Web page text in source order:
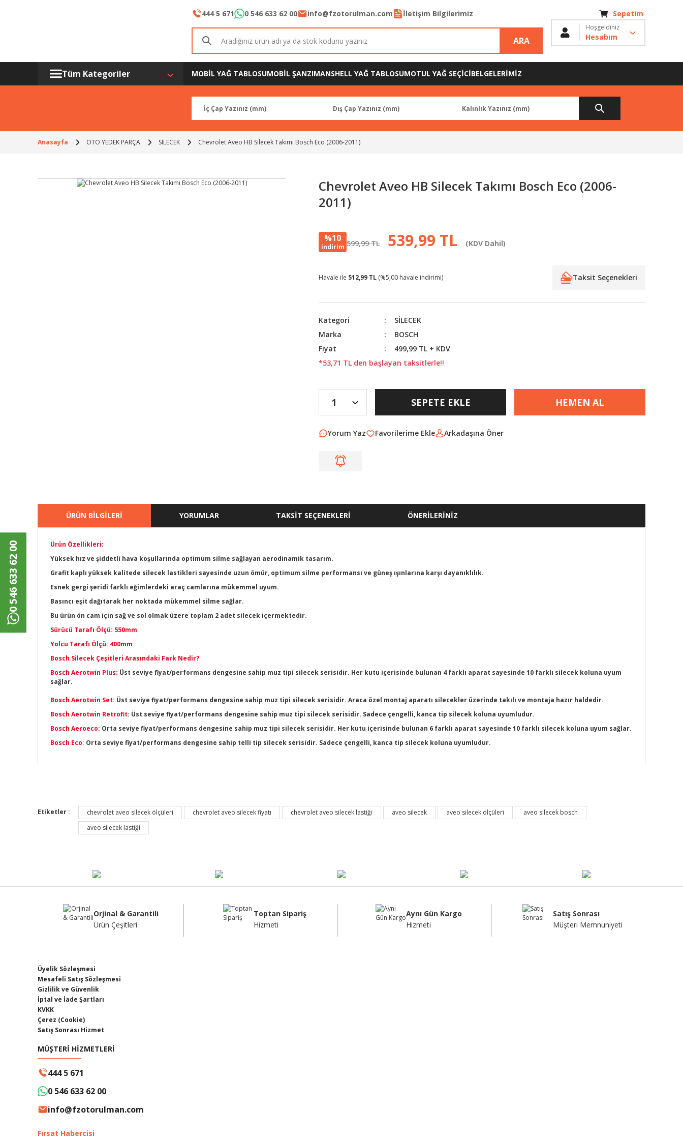
444 5 671 0 546 633 62 00 info@fzotorulman.com İletişim Bilgilerimiz
ARA
Sepetim
Hoşgeldiniz
Hesabım
Tüm Kategoriler MOBİL YAĞ TABLOSUMOBİL ŞANZIMANSHELL YAĞ TABLOSUMOTUL YAĞ SEÇİCİBELGELERİMİZ
Anasayfa OTO YEDEK PARÇA SİLECEK Chevrolet Aveo HB Silecek Takımı Bosch Eco (2006-2011)
Chevrolet Aveo HB Silecek Takımı Bosch Eco (2006-
2011)
%10
indirim 599,99 TL 539,99 TL (KDV Dahil)
Havale ile 512,99 TL (%5,00 havale indirimi) Taksit Seçenekleri
Kategori
SİLECEK
Marka
BOSCH
Fiyat
499,99 TL + KDV
*53,71 TL den başlayan taksitlerle!!
SEPETE EKLE HEMEN AL
Yorum Yaz Arkadaşına Öner
ÜRÜN BİLGİLERİ YORUMLAR TAKSİT SEÇENEKLERİ ÖNERİLERİNİZ
Ürün Özellikleri:
Yüksek hız ve şiddetli hava koşullarında optimum silme sağlayan aerodinamik tasarım.
Grafit kaplı yüksek kalitede silecek lastikleri sayesinde uzun ömür, optimum silme performansı ve güneş ışınlarına karşı dayanıklılık.
Esnek gergi şeridi farklı eğimlerdeki araç camlarına mükemmel uyum.
Basıncı eşit dağıtarak her noktada mükemmel silme sağlar.
Bu ürün ön cam için sağ ve sol olmak üzere toplam 2 adet silecek içermektedir.
Sürücü Tarafı Ölçü: 550mm
Yolcu Tarafı Ölçü: 400mm
Bosch Silecek Çeşitleri Arasındaki Fark Nedir?
Bosch Aerotwin Plus: Üst seviye fiyat/performans dengesine sahip muz tipi silecek serisidir. Her kutu içerisinde bulunan 4 farklı aparat sayesinde 10 farklı silecek koluna uyum
sağlar.
Bosch Aerotwin Set: Üst seviye fiyat/performans dengesine sahip muz tipi silecek serisidir. Araca özel montaj aparatı silecekler üzerinde takılı ve montaja hazır haldedir.
Bosch Aerotwin Retrofit: Üst seviye fiyat/performans dengesine sahip muz tipi silecek serisidir. Sadece çengelli, kanca tip silecek koluna uyumludur.
Bosch Aeroeco: Orta seviye fiyat/performans dengesine sahip muz tipi silecek serisidir. Her kutu içerisinde bulunan 6 farklı aparat sayesinde 10 farklı silecek koluna uyum sağlar.
Bosch Eco: Orta seviye fiyat/performans dengesine sahip telli tip silecek serisidir. Sadece çengelli, kanca tip silecek koluna uyumludur.
Ürün resmi kalitesiz, bozuk veya görüntülenemiyor.
Ürün açıklamasında eksik bilgiler bulunuyor.
Bu ürüne benzer farklı alternatifler olmalı.
Etiketler : chevrolet aveo silecek ölçüleri chevrolet aveo silecek fiyatı chevrolet aveo silecek lastiği aveo silecek aveo silecek ölçüleri
aveo silecek bosch
aveo silecek lastiği
Orjinal & Garantili
Ürün Çeşitleri
Toptan Sipariş
Hizmeti
Aynı Gün Kargo
Hizmeti
Satış Sonrası
Müşteri Memnuniyeti
Üyelik Sözleşmesi
Mesafeli Satış Sözleşmesi
Gizlilik ve Güvenlik
İptal ve İade Şartları
KVKK
Çerez (Cookie)
Satış Sonrası Hizmet
MÜŞTERİ HİZMETLERİ
444 5 671
0 546 633 62 00
info@fzotorulman.com
Fırsat Habercisi
0 546 633 62 00